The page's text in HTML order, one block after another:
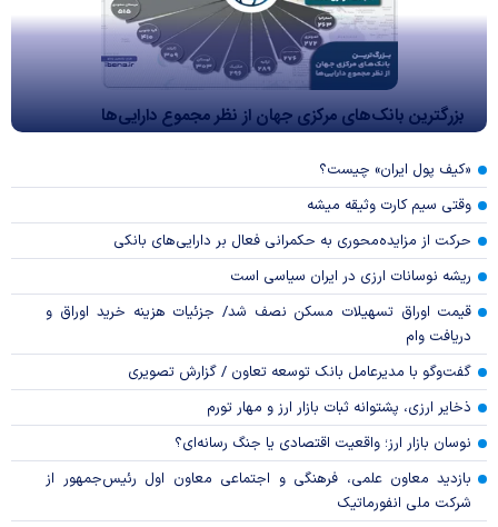
بزرگترین بانک‌های مرکزی جهان از نظر مجموع دارایی‌ها
«کیف پول ایران» چیست؟
وقتی سیم کارت وثیقه میشه
حرکت از مزایده‌محوری به حکمرانی فعال بر دارایی‌های بانکی
ریشه نوسانات ارزی در ایران سیاسی است
قیمت اوراق تسهیلات مسکن نصف شد/ جزئیات هزینه خرید اوراق و
دریافت وام
گفت‌وگو با مدیرعامل بانک توسعه تعاون / گزارش تصویری
ذخایر ارزی، پشتوانه ثبات بازار ارز و مهار تورم
نوسان بازار ارز؛ واقعیت اقتصادی یا جنگ رسانه‌ای؟
بازدید معاون علمی، فرهنگی و اجتماعی معاون اول رئیس‌جمهور از
شرکت ملی انفورماتیک